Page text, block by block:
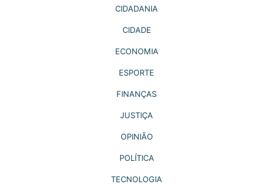
CIDADANIA
CIDADE
ECONOMIA
ESPORTE
FINANÇAS
JUSTIÇA
OPINIÃO
POLÍTICA
TECNOLOGIA